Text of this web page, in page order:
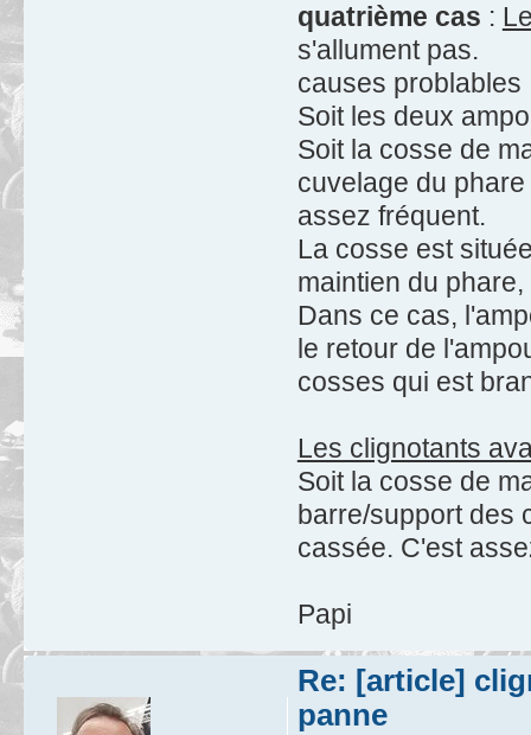
quatrième cas :
s'allument pas.
causes problables
Soit les deux
Soit la cosse de
cuvelage du
assez fréquent.
La cosse est
maintien du
Dans ce cas,
le retour de
cosses qui est
Les clignotants
Soit la cosse de
barre/support des
cassée. C'est
Papi
Re: [article]
panne